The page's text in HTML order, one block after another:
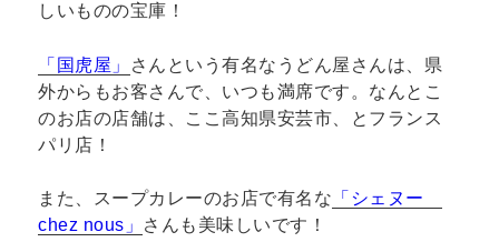
しいものの宝庫！
「国虎屋」
さんという有名なうどん屋さんは、県
外からもお客さんで、いつも満席です。なんとこ
のお店の店舗は、ここ高知県安芸市、とフランス
パリ店！
また、スープカレーのお店で有名な 「シェヌー
chez nous」 さんも美味しいです！